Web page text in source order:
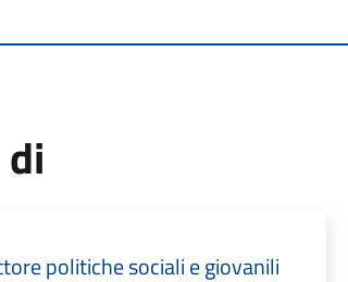
politiche sociali e giovanili